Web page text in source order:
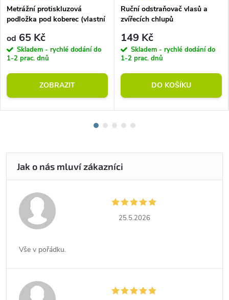
Metrážní protiskluzová
podložka pod koberec (vlastní
od 65 Kč
Skladem - rychlé dodání do
1-2 prac. dnů
ZOBRAZIT
Ruční odstraňovač vlasů a
zvířecích chlupů
149 Kč
Skladem - rychlé dodání do
1-2 prac. dnů
DO KOŠÍKU
25.5.2026
Vše v pořádku.